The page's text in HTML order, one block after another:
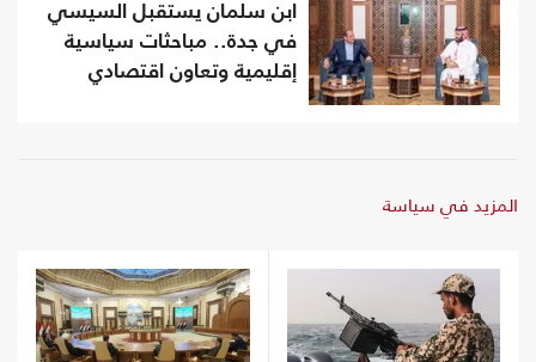
ابن سلمان يستقبل السيسي
في جدة.. مباحثات سياسية
إقليمية وتعاون اقتصادي
المزيد في سياسة